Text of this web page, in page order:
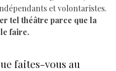
et volontaristes.
tel théâtre parce que la
faire.
faites-vous au